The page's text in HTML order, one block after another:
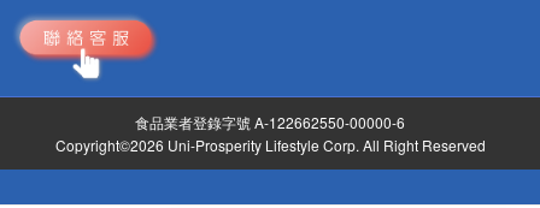
食品業者登錄字號 A-122662550-00000-6
Copyright©2026 Uni-Prosperity Lifestyle Corp. All Right Reserved